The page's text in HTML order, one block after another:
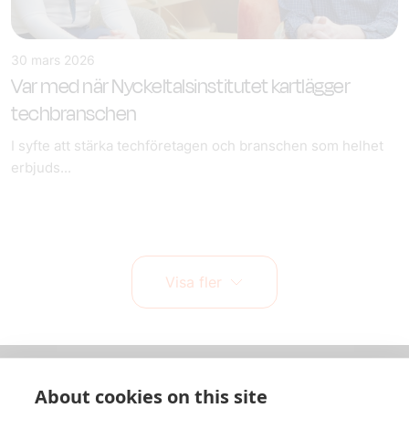
30 mars 2026
Var med när Nyckeltalsinstitutet kartlägger
techbranschen
I syfte att stärka techföretagen och branschen som helhet
erbjuds...
Visa fler
About cookies on this site